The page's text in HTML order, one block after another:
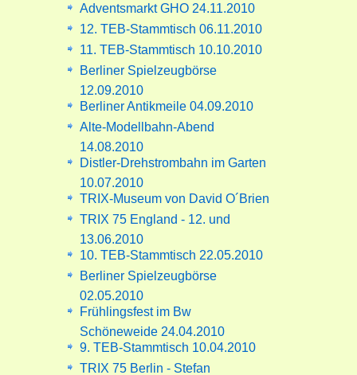
Adventsmarkt GHO 24.11.2010
12. TEB-Stammtisch 06.11.2010
11. TEB-Stammtisch 10.10.2010
Berliner Spielzeugbörse
12.09.2010
Berliner Antikmeile 04.09.2010
Alte-Modellbahn-Abend
14.08.2010
Distler-Drehstrombahn im Garten
10.07.2010
TRIX-Museum von David O´Brien
TRIX 75 England - 12. und
13.06.2010
10. TEB-Stammtisch 22.05.2010
Berliner Spielzeugbörse
02.05.2010
Frühlingsfest im Bw
Schöneweide 24.04.2010
9. TEB-Stammtisch 10.04.2010
TRIX 75 Berlin - Stefan